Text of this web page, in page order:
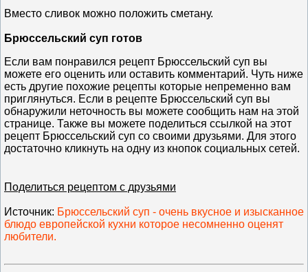
Вместо сливок можно положить сметану.
Брюссельский суп готов
Если вам понравился рецепт Брюссельский суп вы
можете его оценить или оставить комментарий. Чуть ниже
есть другие похожие рецепты которые непременно вам
приглянуться. Если в рецепте Брюссельский суп вы
обнаружили неточность вы можете сообщить нам на этой
странице. Также вы можете поделиться ссылкой на этот
рецепт Брюссельский суп со своими друзьями. Для этого
достаточно кликнуть на одну из кнопок социальных сетей.
Поделиться рецептом с друзьями
Источник: Брюссельский суп - очень вкусное и изысканное
блюдо европейской кухни которое несомненно оценят
любители.